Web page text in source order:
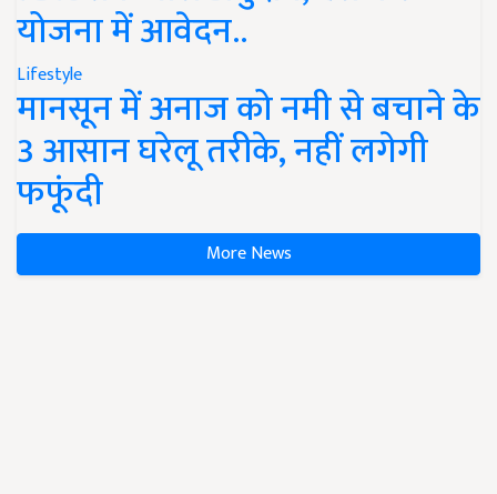
योजना में आवेदन..
Lifestyle
मानसून में अनाज को नमी से बचाने के
3 आसान घरेलू तरीके, नहीं लगेगी
फफूंदी
More News